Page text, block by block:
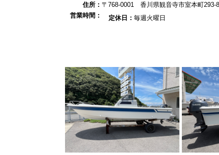
住所：〒768-0001 香川県観音寺市室本町293-
営業時間：
定休日： 毎週火曜日